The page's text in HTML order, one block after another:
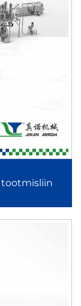
parandab
sekkumist.